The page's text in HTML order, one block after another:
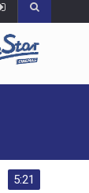
5:21